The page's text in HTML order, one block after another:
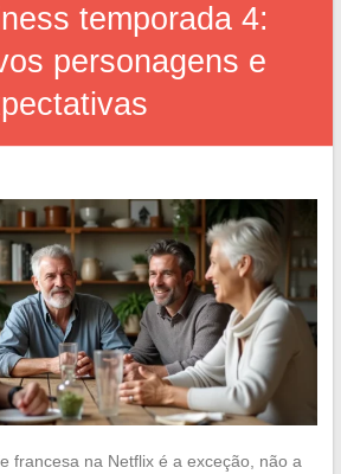
temporada 4:
personagens e
francesa na Netflix é a exceção, não a